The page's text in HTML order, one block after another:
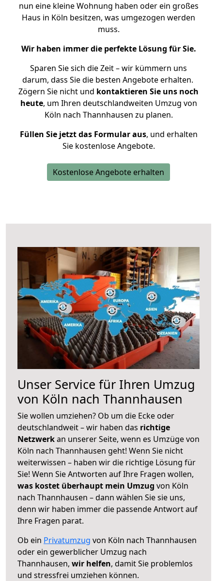
nun eine kleine Wohnung haben oder ein großes
Haus in Köln besitzen, was umgezogen werden
muss.
Wir haben immer die perfekte Lösung für Sie.
Sparen Sie sich die Zeit – wir kümmern uns
darum, dass Sie die besten Angebote erhalten.
Zögern Sie nicht und kontaktieren Sie uns noch
heute, um Ihren deutschlandweiten Umzug von
Köln nach Thannhausen zu planen.
Füllen Sie jetzt das Formular aus, und erhalten
Sie kostenlose Angebote.
Kostenlose Angebote erhalten
Unser Service für Ihren Umzug
von Köln nach Thannhausen
Sie wollen umziehen? Ob um die Ecke oder
deutschlandweit – wir haben das richtige
Netzwerkan unserer Seite, wenn es Umzüge von
Köln nach Thannhausen geht! Wenn Sie nicht
weiterwissen – haben wir die richtige Lösung für
Sie! Wenn Sie Antworten auf Ihre Fragen wollen,
was kostet überhaupt mein Umzug von Köln
nach Thannhausen – dann wählen Sie sie uns,
denn wir haben immer die passende Antwort auf
Ihre Fragen parat.
Ob ein Privatumzug von Köln nach Thannhausen
oder ein gewerblicher Umzug nach
Thannhausen, wir helfen, damit Sie problemlos
und stressfrei umziehen können.